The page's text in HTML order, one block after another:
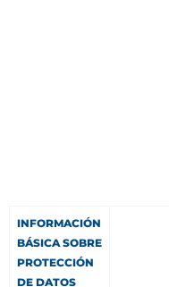
INFORMACIÓN
BÁSICA SOBRE
PROTECCIÓN
DE DATOS